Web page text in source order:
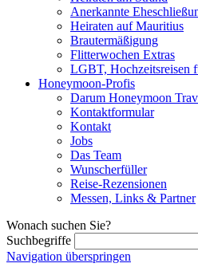
Anerkannte
Heiraten auf Mauritius
Brautermäßigung
Flitterwochen Extras
LGBT, Hochzeitsreisen
Honeymoon-Profis
Darum Honeymoon
Kontaktformular
Kontakt
Jobs
Das Team
Wunscherfüller
Reise-Rezensionen
Messen, Links & Partner
Wonach suchen Sie?
Suchbegriffe
Navigation überspringen